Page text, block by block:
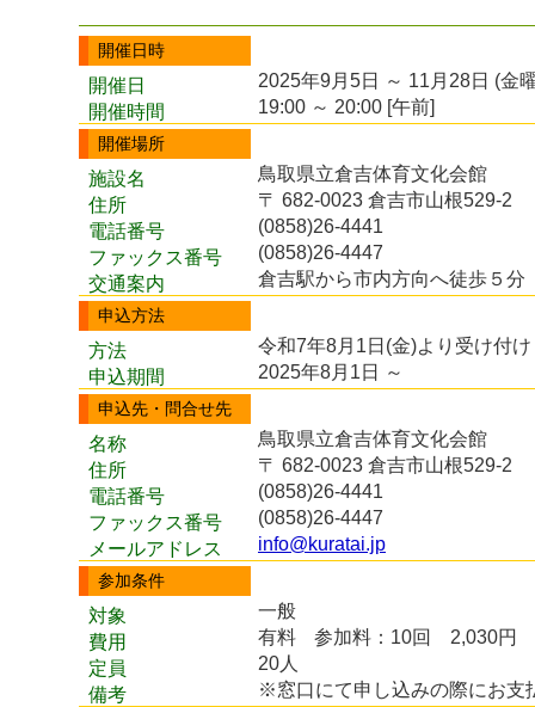
開催日時
開催日
2025年9月5日 ～ 11月28日 (金
開催時間
19:00 ～ 20:00 [午前]
開催場所
施設名
鳥取県立倉吉体育文化会館
住所
〒 682-0023 倉吉市山根529-2
電話番号
(0858)26-4441
ファックス番号
(0858)26-4447
交通案内
倉吉駅から市内方向へ徒歩５分
申込方法
方法
令和7年8月1日(金)より受け付
申込期間
2025年8月1日 ～
申込先・問合せ先
名称
鳥取県立倉吉体育文化会館
住所
〒 682-0023 倉吉市山根529-2
電話番号
(0858)26-4441
ファックス番号
(0858)26-4447
メールアドレス
info@kuratai.jp
参加条件
対象
一般
費用
有料
参加料：10回 2,030円
定員
20人
備考
※窓口にて申し込みの際にお支